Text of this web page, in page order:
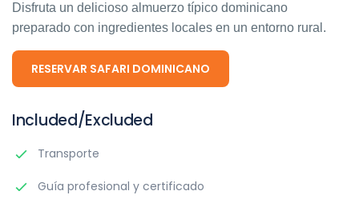
Disfruta un delicioso almuerzo típico dominicano
preparado con ingredientes locales en un entorno rural.
RESERVAR SAFARI DOMINICANO
Included/Excluded
Transporte
Guía profesional y certificado